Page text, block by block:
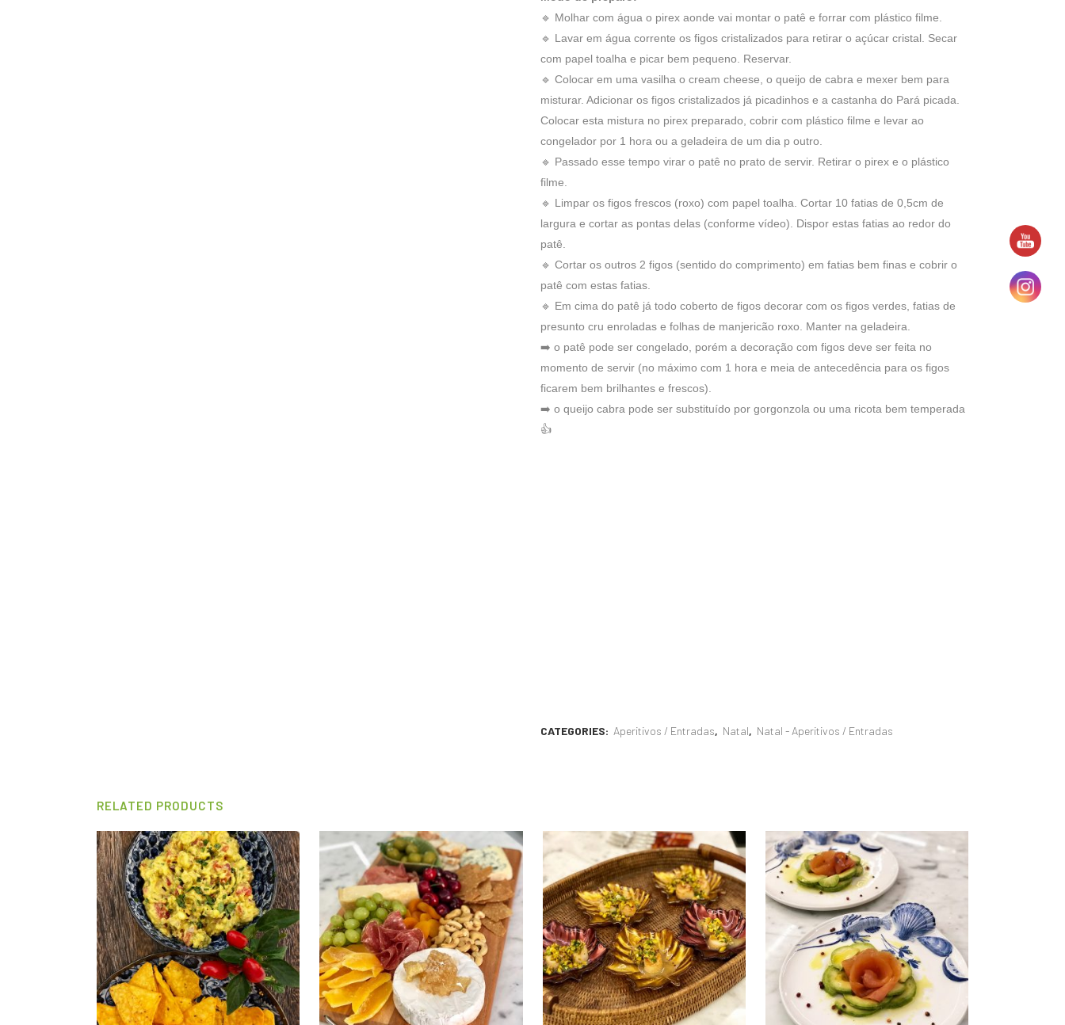
🔹 Molhar com água o pirex aonde vai montar o patê e forrar com plástico filme.
🔹 Lavar em água corrente os figos cristalizados para retirar o açúcar cristal. Secar
com papel toalha e picar bem pequeno. Reservar.
🔹 Colocar em uma vasilha o cream cheese, o queijo de cabra e mexer bem para
misturar. Adicionar os figos cristalizados já picadinhos e a castanha do Pará picada.
Colocar esta mistura no pirex preparado, cobrir com plástico filme e levar ao
congelador por 1 hora ou a geladeira de um dia p outro.
🔹 Passado esse tempo virar o patê no prato de servir. Retirar o pirex e o plástico
filme.
🔹 Limpar os figos frescos (roxo) com papel toalha. Cortar 10 fatias de 0,5cm de
largura e cortar as pontas delas (conforme vídeo). Dispor estas fatias ao redor do
patê.
🔹 Cortar os outros 2 figos (sentido do comprimento) em fatias bem finas e cobrir o
patê com estas fatias.
🔹 Em cima do patê já todo coberto de figos decorar com os figos verdes, fatias de
presunto cru enroladas e folhas de manjericão roxo. Manter na geladeira.
➡️ o patê pode ser congelado, porém a decoração com figos deve ser feita no
momento de servir (no máximo com 1 hora e meia de antecedência para os figos
ficarem bem brilhantes e frescos).
➡️ o queijo cabra pode ser substituído por gorgonzola ou uma ricota bem temperada
👍
CATEGORIES: Aperitivos / Entradas, Natal, Natal - Aperitivos / Entradas
RELATED PRODUCTS